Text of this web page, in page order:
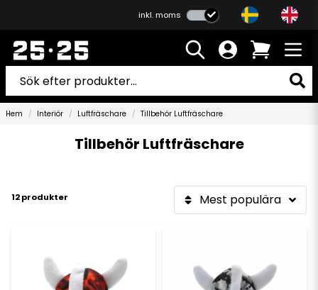
inkl. moms
Hem Interiör Luftfräschare Tillbehör Luftfräschare
Tillbehör Luftfräschare
12 produkter Mest populära